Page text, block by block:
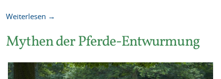
Weiterlesen →
Mythen der Pferde-Entwurmung